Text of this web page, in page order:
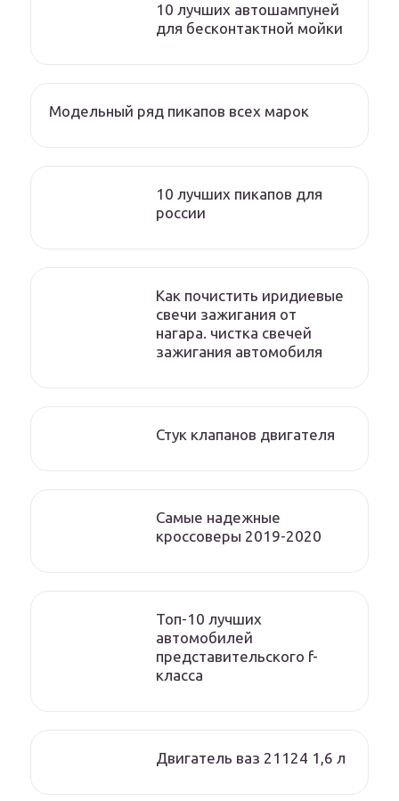
10 лучших автошампуней
для бесконтактной мойки
Модельный ряд пикапов всех марок
10 лучших пикапов для
россии
Как почистить иридиевые
свечи зажигания от
нагара. чистка свечей
зажигания автомобиля
Стук клапанов двигателя
Самые надежные
кроссоверы 2019-2020
Топ-10 лучших
автомобилей
представительского f-
класса
Двигатель ваз 21124 1,6 л